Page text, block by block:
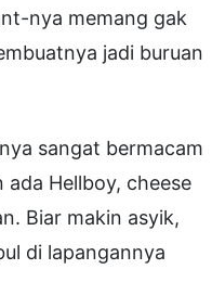
nya memang gak
jadi buruan
sangat bermacam
Hellboy, cheese
Biar makin asyik,
di lapangannya